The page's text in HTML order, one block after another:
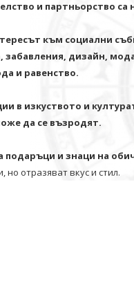
и партньорство са
към социални
забавления, дизайн,
и равенство.
в изкуството и
да се възродят.
подаръци и знаци на
но отразяват вкус и стил.